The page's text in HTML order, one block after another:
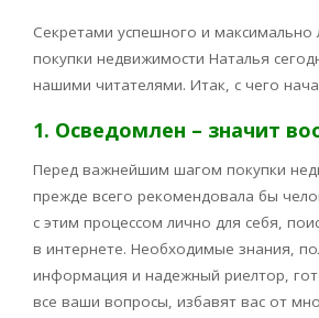
Секретами успешного и максимально
покупки недвижимости Наталья
нашими читателями. Итак, с чего
1. Осведомлен – значит
Перед важнейшим шагом покупки
прежде всего рекомендовала бы
с этим процессом лично для себя,
в интернете. Необходимые знания,
информация и надежный риелтор,
все ваши вопросы, избавят вас от